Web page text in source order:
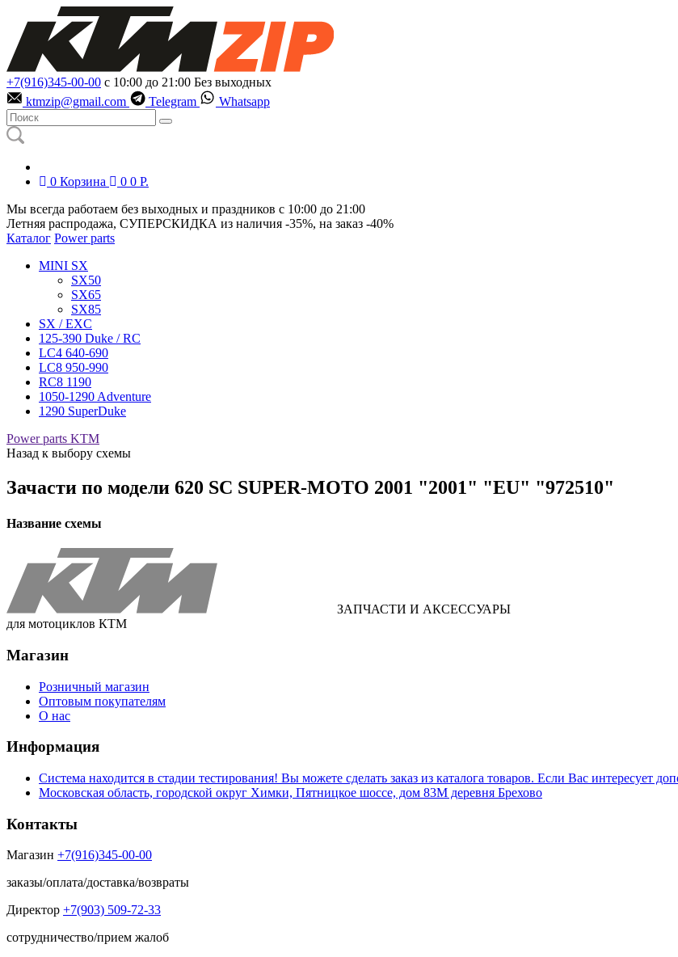
+7(916)345-00-00 с 10:00 до 21:00 Без выходных
ktmzip@gmail.com
Telegram Whatsapp
0 Корзина 0 0 Р.
Мы всегда работаем без выходных и праздников с 10:00 до 21:00
Летняя распродажа, СУПЕРСКИДКА из наличия -35%, на заказ -40%
Каталог Power parts
MINI SX
SX50
SX65
SX85
SX / EXC
125-390 Duke / RC
LC4 640-690
LC8 950-990
RC8 1190
1050-1290 Adventure
1290 SuperDuke
Power parts KTM
Назад к выбору схемы
Зачасти по модели 620 SC SUPER-MOTO 2001 "2001" "EU" "972510"
Название схемы
ЗАПЧАСТИ И АКСЕССУАРЫ
для мотоциклов КТМ
Магазин
Розничный магазин
Оптовым покупателям
О нас
Информация
Система находится в стадии тестирования! Вы можете сделать заказ из каталога товаров. Если Вас интересует
Московская область, городской округ Химки, Пятницкое шоссе, дом 83М деревня Брехово
Контакты
Магазин +7(916)345-00-00
заказы/оплата/доставка/возвраты
Директор +7(903) 509-72-33
сотрудничество/прием жалоб